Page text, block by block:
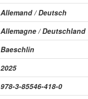
Allemand / Deutsch
Allemagne / Deutschland
Baeschlin
2025
978-3-85546-418-0